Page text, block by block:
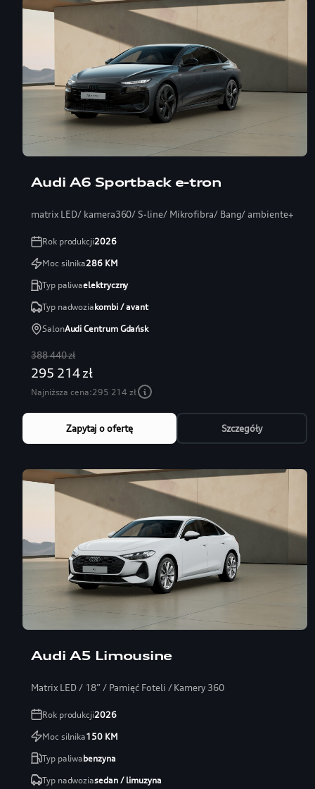
Audi A6 Sportback e-tron
matrix LED/ kamera360/ S-line/ Mikrofibra/ Bang/ ambiente+
Rok produkcji2026
Moc silnika286KM
Typ paliwaelektryczny
Typ nadwoziakombi / avant
SalonAudi Centrum Gdańsk
388 440 zł
295 214 zł
Najniższa cena:295 214 zł
Zapytaj o ofertę Szczegóły
Audi A5 Limousine
Matrix LED / 18” / Pamięć Foteli / Kamery 360
Rok produkcji2026
Moc silnika150KM
Typ paliwabenzyna
Typ nadwoziasedan / limuzyna